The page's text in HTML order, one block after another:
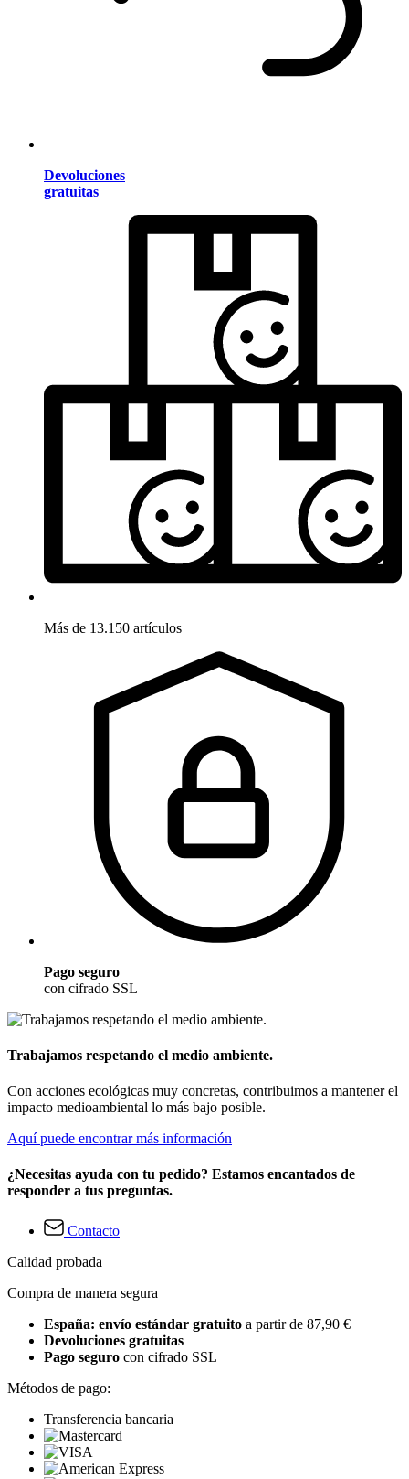
Devoluciones
gratuitas
Más de 13.150 artículos
Pago seguro
con cifrado SSL
Trabajamos respetando el medio ambiente.
Con acciones ecológicas muy concretas, contribuimos a mantener el
impacto medioambiental lo más bajo posible.
Aquí puede encontrar más información
¿Necesitas ayuda con tu pedido? Estamos encantados de
responder a tus preguntas.
Contacto
Calidad probada
Compra de manera segura
España: envío estándar gratuito a partir de 87,90 €
Devoluciones gratuitas
Pago seguro con cifrado SSL
Métodos de pago:
Transferencia bancaria